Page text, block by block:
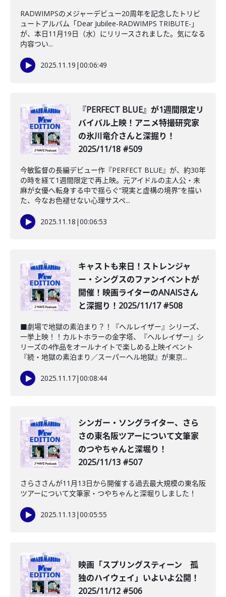
RADWIMPSのメジャーデビュー20周年を記念したトリビ
ュートアルバム「Dear Jubilee-RADWIMPS TRIBUTE-」
が、本日11月19日（水）にリリースされました。気になる
内容つい...
2025.11.19 |00:06:49
『PERFECT BLUE』が1週間限定リ
バイバル上映！アニメ特撮研究家
の氷川竜介さんと深掘り！
2025/11/18 #509
今敏監督の長編デビュー作『PERFECT BLUE』が、約30年
の時を経て1週間限定で再上映。元アイドルの主人公・未
麻が女優へ転身する中で揺らぐ“現実と虚構の境界”を描い
た、今なお色褪せない心理サスペ...
2025.11.18 |00:06:53
キャストも来日！ストレンジャ
ー・シングスのファンイベントが
開催！映画ライターのANAISさん
と深掘り！2025/11/17 #508
■劇場で地獄の素泊まり？！『ヘルレイザー』シリーズ、
一挙上映！！カルトホラーの金字塔、『ヘルレイザー』シ
リーズの4作品をオールナイトで楽しめる上映イベント
『続・地獄の素泊まり／スーパーヘル地獄』が東京...
2025.11.17|00:08:44
シンガー・ソングライター、さら
さの東名阪ツアーについて文筆家
のつやちゃんと深堀り！
2025/11/13 #507
さらささんが11月13日から開催する過去最大規模の東名阪
ツアーについて文筆家・つやちゃんと深堀りしました！
2025.11.13 |00:05:55
映画「スプリングスティーン 孤
独のハイウェイ」いよいよ公開！
2025/11/12 #506